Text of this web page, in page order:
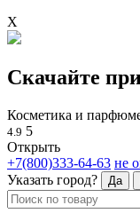
X
Скачайте
Косметика и
4.9 5
Открыть
+7(800)333-64-63 не
Указать город?
Да